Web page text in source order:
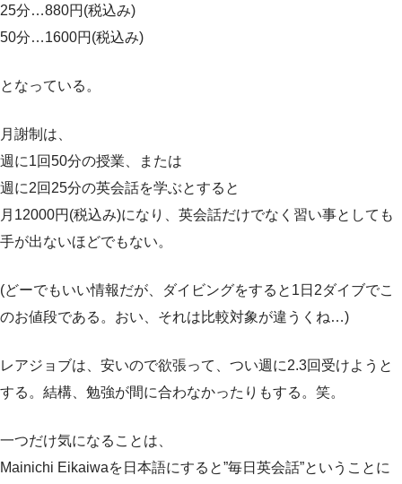
25分…880円(税込み)
50分…1600円(税込み)
となっている。
月謝制は、
週に1回50分の授業、または
週に2回25分の英会話を学ぶとすると
月12000円(税込み)になり、英会話だけでなく習い事としても
手が出ないほどでもない。
(どーでもいい情報だが、ダイビングをすると1日2ダイブでこ
のお値段である。おい、それは比較対象が違うくね…)
レアジョブは、安いので欲張って、つい週に2.3回受けようと
する。結構、勉強が間に合わなかったりもする。笑。
一つだけ気になることは、
Mainichi Eikaiwaを日本語にすると”毎日英会話”ということに